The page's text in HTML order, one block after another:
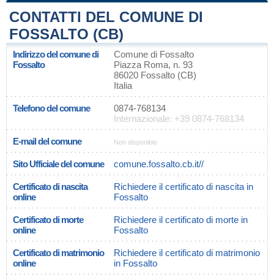
CONTATTI DEL COMUNE DI
FOSSALTO (CB)
Indirizzo del comune di
Fossalto
Comune di Fossalto
Piazza Roma, n. 93
86020 Fossalto (CB)
Italia
Telefono del comune
0874-768134
Internazionale: +39 0874-768134
E-mail del comune Non disponible
Sito Ufficiale del comune comune.fossalto.cb.it//
Certificato di nascita
online
Richiedere il certificato di nascita in
Fossalto
Certificato di morte
online
Richiedere il certificato di morte in
Fossalto
Certificato di matrimonio
online
Richiedere il certificato di matrimonio
in Fossalto